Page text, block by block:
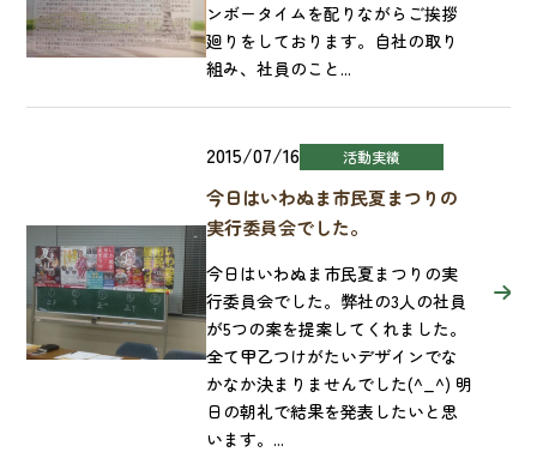
ンボータイムを配りながらご挨拶
廻りをしております。自社の取り
組み、社員のこと...
2015/07/16 活動実績
今日はいわぬま市民夏まつりの
実行委員会でした。
今日はいわぬま市民夏まつりの実
行委員会でした。弊社の3人の社員
が5つの案を提案してくれました。
全て甲乙つけがたいデザインでな
かなか決まりませんでした(^_^) 明
日の朝礼で結果を発表したいと思
います。...